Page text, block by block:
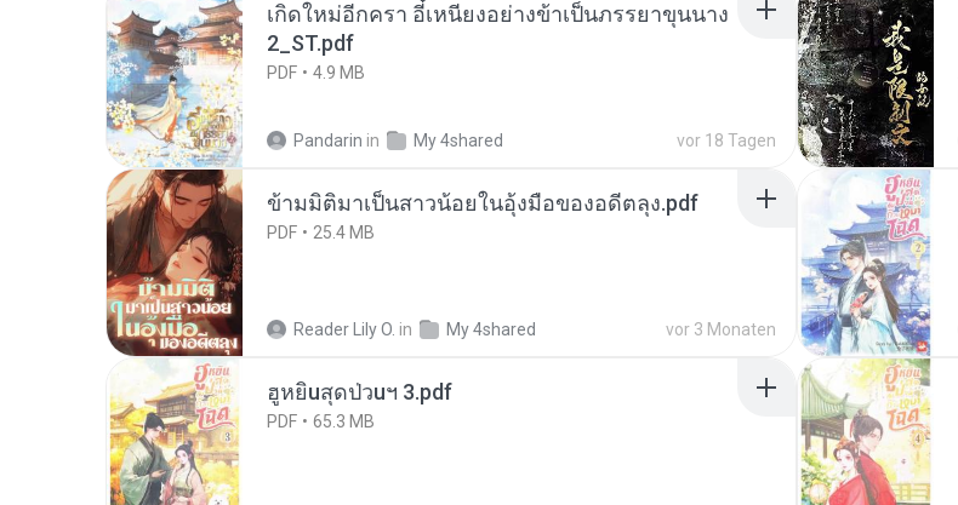
เกิดใหม่อีกครา อี๋เหนียงอย่างข้าเป็นภรรยาขุนนาง
2_ST.pdf
PDF 4.9 MB
Pandarin in My 4shared vor 18 Tagen
ข้ามมิติมาเป็นสาวน้อยในอุ้งมือของอดีตลุง.pdf
PDF 25.4 MB
Reader Lily O. in My 4shared vor 3 Monaten
ฮูหยิuสุดป่วuฯ 3.pdf
PDF 65.3 MB